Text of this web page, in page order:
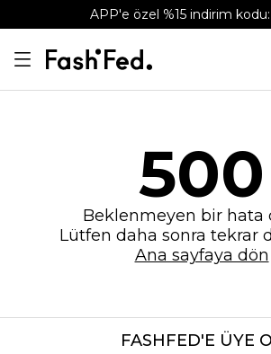
APP'e özel %15 indirim
500
Beklenmeyen bir hata
Lütfen daha sonra tekrar
Ana sayfaya dön
FASHFED'E ÜYE